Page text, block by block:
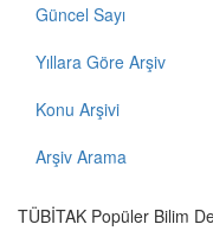
Güncel Sayı
Yıllara Göre Arşiv
Konu Arşivi
Arşiv Arama
TÜBİTAK Popüler Bilim